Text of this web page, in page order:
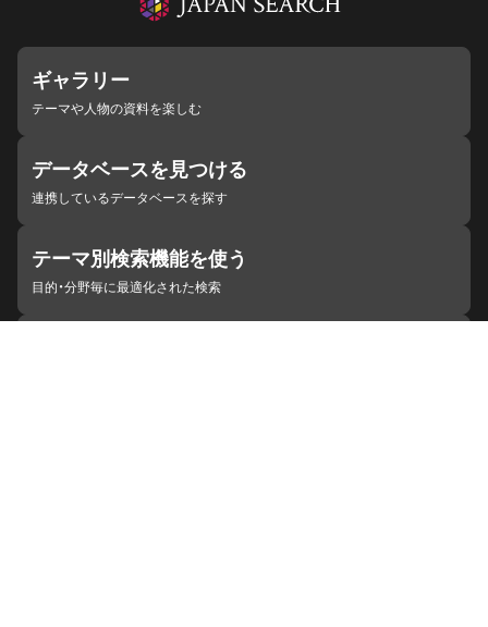
ギャラリー
テーマや人物の資料を楽しむ
データベースを見つける
連携しているデータベースを探す
テーマ別検索機能を使う
目的・分野毎に最適化された検索